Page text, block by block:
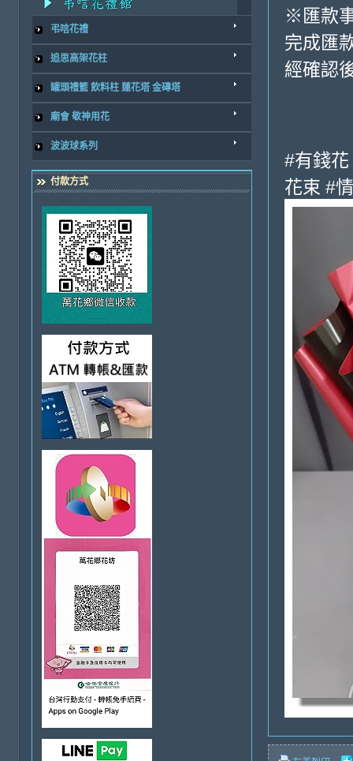
弔唁花禮
追思高架花柱
罐頭禮籃 飲料柱 蓮花塔 金磚塔
廟會 敬神用花
波波球系列
付款方式
※匯款
完成匯
經確認
#有錢
花束 #